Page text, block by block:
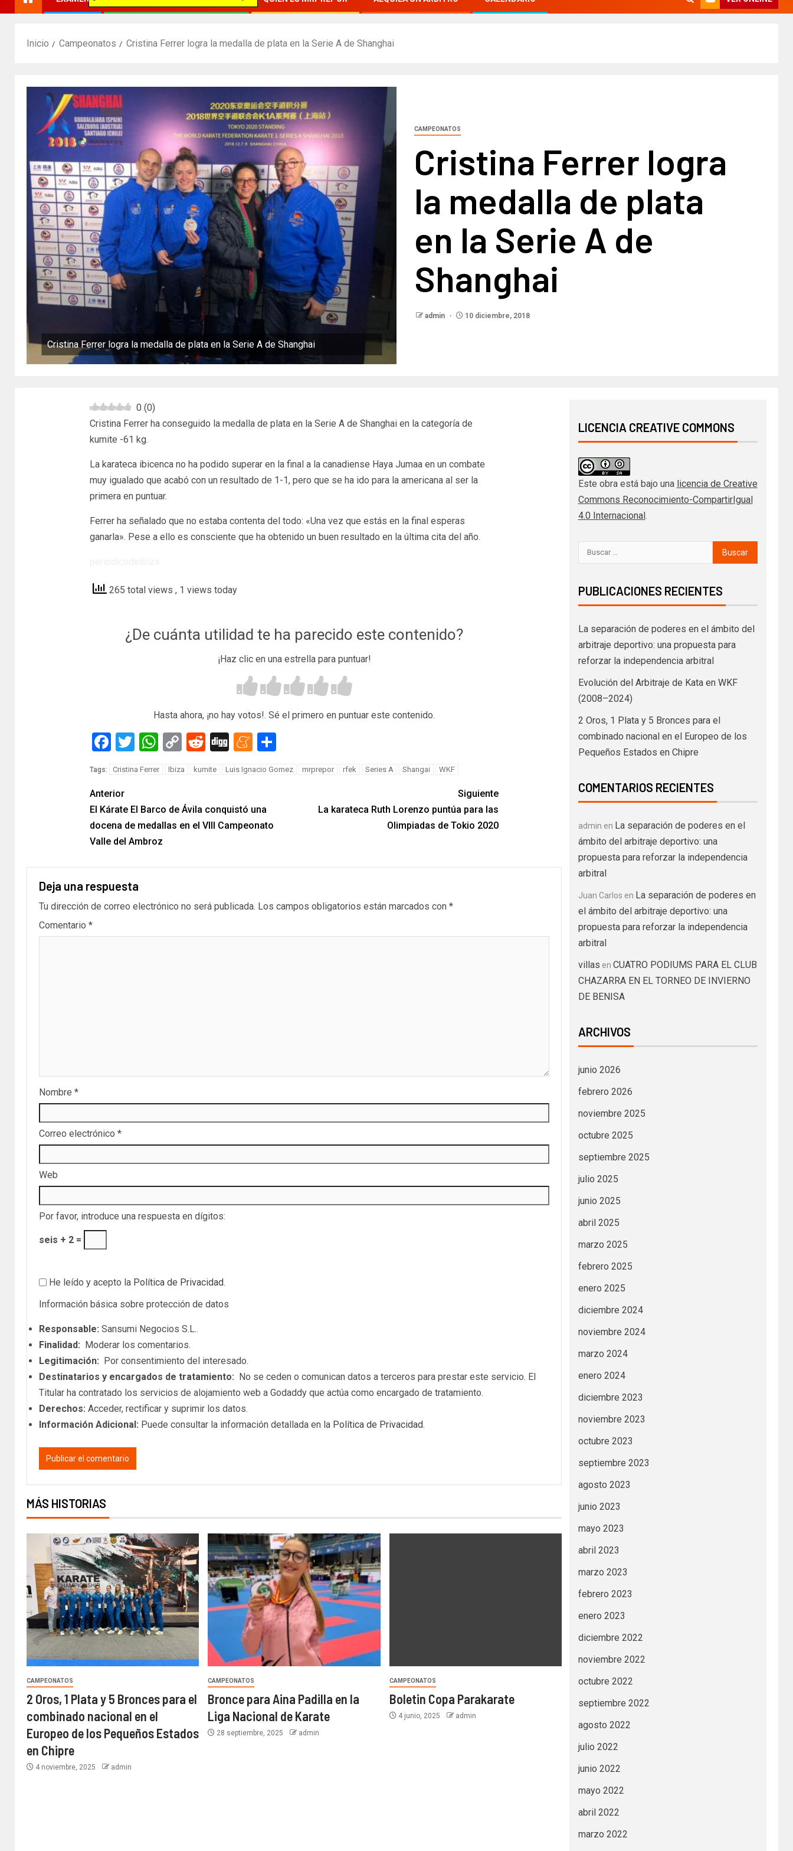
Inicio Campeonatos Cristina Ferrer logra la medalla de plata en la Serie A de Shanghai
Cristina Ferrer logra la medalla de plata en la Serie A de Shanghai
CAMPEONATOS
Cristina Ferrer logra
la medalla de plata
en la Serie A de
Shanghai
admin 10 diciembre, 2018
0 (0)
Cristina Ferrer ha conseguido la medalla de plata en la Serie A de Shanghai en la categoría de
kumite -61 kg.
La karateca ibicenca no ha podido superar en la final a la canadiense Haya Jumaa en un combate
muy igualado que acabó con un resultado de 1-1, pero que se ha ido para la americana al ser la
primera en puntuar.
Ferrer ha señalado que no estaba contenta del todo: «Una vez que estás en la final esperas
ganarla». Pese a ello es consciente que ha obtenido un buen resultado en la última cita del año.
265 total views , 1 views today
¿De cuánta utilidad te ha parecido este contenido?
¡Haz clic en una estrella para puntuar!
Hasta ahora, ¡no hay votos!. Sé el primero en puntuar este contenido.
Facebook
Twitter
WhatsApp
Copy
Link
Reddit
DiggMeneame
Compartir
Tags: Cristina Ferrer Ibiza kumite Luis Ignacio Gomez mrprepor rfek Series A Shangai WKF
Anterior
El Kárate El Barco de Ávila conquistó una
docena de medallas en el VIII Campeonato
Valle del Ambroz
Siguiente
La karateca Ruth Lorenzo puntúa para las
Olimpiadas de Tokio 2020
Deja una respuesta
Tu dirección de correo electrónico no será publicada. Los campos obligatorios están marcados con *
Comentario *
Nombre *
Correo electrónico *
Web
Por favor, introduce una respuesta en dígitos:
seis + 2 =
He leído y acepto la Política de Privacidad.
Información básica sobre protección de datos
Responsable: Sansumi Negocios S.L..
Finalidad: Moderar los comentarios.
Legitimación: Por consentimiento del interesado.
Destinatarios y encargados de tratamiento: No se ceden o comunican datos a terceros para prestar este servicio. El
Titular ha contratado los servicios de alojamiento web a Godaddy que actúa como encargado de tratamiento.
Derechos: Acceder, rectificar y suprimir los datos.
Información Adicional: Puede consultar la información detallada en la Política de Privacidad.
MÁS HISTORIAS
CAMPEONATOS
2 Oros, 1 Plata y 5 Bronces para el
combinado nacional en el
Europeo de los Pequeños Estados
en Chipre
4 noviembre, 2025 admin
CAMPEONATOS
Bronce para Aina Padilla en la
Liga Nacional de Karate
28 septiembre, 2025 admin
CAMPEONATOS
Boletin Copa Parakarate
4 junio, 2025 admin
LICENCIA CREATIVE COMMONS
Este obra está bajo una licencia de Creative
Commons Reconocimiento-CompartirIgual
4.0 Internacional.
PUBLICACIONES RECIENTES
La separación de poderes en el ámbito del
arbitraje deportivo: una propuesta para
reforzar la independencia arbitral
Evolución del Arbitraje de Kata en WKF
(2008–2024)
2 Oros, 1 Plata y 5 Bronces para el
combinado nacional en el Europeo de los
Pequeños Estados en Chipre
COMENTARIOS RECIENTES
admin en La separación de poderes en el
ámbito del arbitraje deportivo: una
propuesta para reforzar la independencia
arbitral
Juan Carlos en La separación de poderes en
el ámbito del arbitraje deportivo: una
propuesta para reforzar la independencia
arbitral
villas en CUATRO PODIUMS PARA EL CLUB
CHAZARRA EN EL TORNEO DE INVIERNO
DE BENISA
ARCHIVOS
junio 2026
febrero 2026
noviembre 2025
octubre 2025
septiembre 2025
julio 2025
junio 2025
abril 2025
marzo 2025
febrero 2025
enero 2025
diciembre 2024
noviembre 2024
marzo 2024
enero 2024
diciembre 2023
noviembre 2023
octubre 2023
septiembre 2023
agosto 2023
junio 2023
mayo 2023
abril 2023
marzo 2023
febrero 2023
enero 2023
diciembre 2022
noviembre 2022
octubre 2022
septiembre 2022
agosto 2022
julio 2022
junio 2022
mayo 2022
abril 2022
marzo 2022